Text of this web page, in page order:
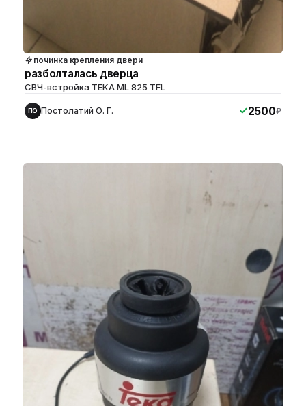
починка крепления двери
разболталась дверца
СВЧ-встройка TEKA ML 825 TFL
ПО Постолатий О. Г. 2500₽